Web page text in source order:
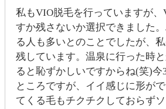
私もVIO脱毛を行っていますが
すか残さないか選択できました
る人も多いとのことでしたが、
残しています。温泉に行った時
ると恥ずかしいですからね(笑)今
ところですが、イイ感じに形が
てくる毛もチクチクしておらず